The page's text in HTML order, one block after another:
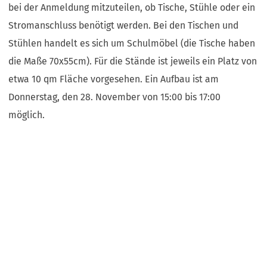
bei der Anmeldung mitzuteilen, ob Tische, Stühle oder ein
Stromanschluss benötigt werden. Bei den Tischen und
Stühlen handelt es sich um Schulmöbel (die Tische haben
die Maße 70x55cm). Für die Stände ist jeweils ein Platz von
etwa 10 qm Fläche vorgesehen. Ein Aufbau ist am
Donnerstag, den 28. November von 15:00 bis 17:00
möglich.